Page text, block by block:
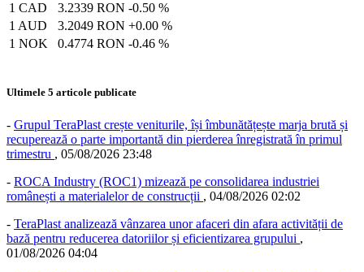
1 CAD
3.2339 RON -0.50 %
1 AUD
3.2049 RON +0.00 %
1 NOK
0.4774 RON -0.46 %
Ultimele 5 articole publicate
- Grupul TeraPlast crește veniturile, își îmbunătățește marja brută și
recuperează o parte importantă din pierderea înregistrată în primul
trimestru , 05/08/2026 23:48
- ROCA Industry (ROC1) mizează pe consolidarea industriei
românești a materialelor de construcții , 04/08/2026 02:02
- TeraPlast analizează vânzarea unor afaceri din afara activității de
bază pentru reducerea datoriilor și eficientizarea grupului ,
01/08/2026 04:04